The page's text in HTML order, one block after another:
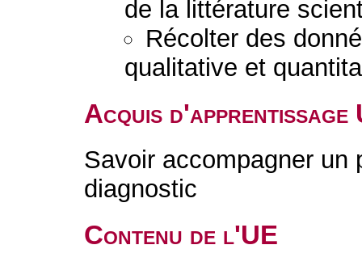
de la littérature
Récolter des
qualitative et
Acquis d'apprentissage
Savoir accompagner un
diagnostic
Contenu de l'UE